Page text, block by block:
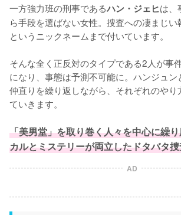
一方強力班の刑事であるハン・ジェヒは、
ら手段を選ばない女性。捜査への凄まじい
というニックネームまで付いています。
そんな全く正反対のタイプである2人が事
になり、事態は予測不可能に。ハンジュ
仲直りを繰り返しながら、それぞれのやり
ていきます。
「美男堂」を取り巻く人々を中心に繰
カルとミステリーが両立したドタバタ
AD